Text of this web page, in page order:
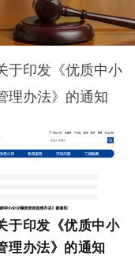
于印发《优质中小
理办法》的通知
于印发《优质中小
理办法》的通知